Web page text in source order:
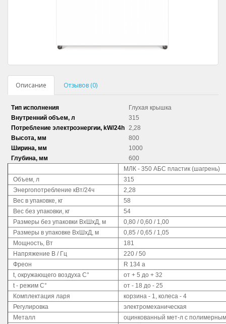
Описание Отзывов (0)
Тип исполнения
Глухая крышка
Внутренний объем, л
315
Потребление электроэнергии, kW/24h 2,28
Высота, мм
800
Ширина, мм
1000
Глубина, мм
600
МЛК - 350 АБС пластик (шагрень)
Объем, л
315
Энергопотребление кВт/24ч
2,28
Вес в упаковке, кг
58
Вес без упаковки, кг
54
Размеры без упаковки ВхШхД, м
0,80 / 0,60 / 1,00
Размеры в упаковке ВхШхД, м
0,85 / 0,65 / 1,05
Мощность, Вт
181
Напряжение В / Гц
220 / 50
Фреон
R 134 a
t, окружающего воздуха С°
от + 5 до + 32
t - режим С°
от - 18 до - 25
Комплектация ларя
корзина - 1, колеса - 4
Регулировка
электромеханическая
Металл
оцинкованный мет-л с